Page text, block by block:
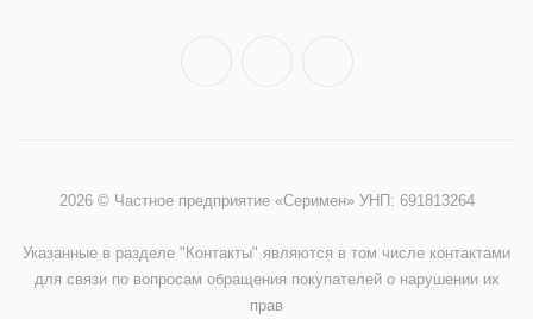
2026 © Частное предприятие «Серимен» УНП: 691813264
Указанные в разделе "Контакты" являются в том числе контактами
для связи по вопросам обращения покупателей о нарушении их
прав